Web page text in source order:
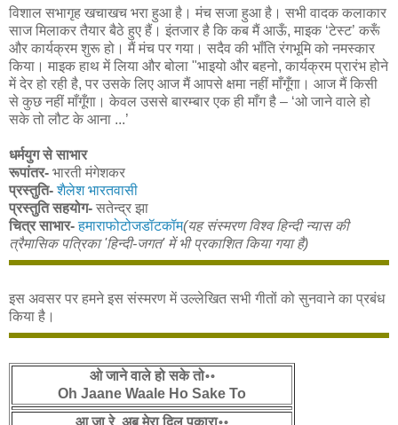
विशाल सभागृह खचाखच भरा हुआ है। मंच सजा हुआ है। सभी वादक कलाकार
साज मिलाकर तैयार बैठे हुए हैं। इंतजार है कि कब मैं आऊँ, माइक ‘टेस्‍ट’ करूँ
और कार्यक्रम शुरू हो। मैं मंच पर गया। सदैव की भाँति रंगभूमि को नमस्‍कार
किया। माइक हाथ में लिया और बोला "भाइयो और बहनो, कार्यक्रम प्रारंभ होने
में देर हो रही है, पर उसके लिए आज मैं आपसे क्षमा नहीं माँगूँगा। आज मैं किसी
से कुछ नहीं माँगूँगा। केवल उससे बारम्‍बार एक ही माँग है – ‘ओ जाने वाले हो
सके तो लौट के आना ...’
धर्मयुग से साभार
रूपांतर- भारती मंगेशकर
प्रस्तुति- शैलेश भारतवासी
प्रस्तुति सहयोग- सतेन्द्र झा
चित्र साभार- हमाराफोटोजडॉटकॉम(यह संस्मरण विश्व हिन्दी न्यास की
त्रैमासिक पत्रिका 'हिन्दी-जगत' में भी प्रकाशित किया गया है)
इस अवसर पर हमने इस संस्मरण में उल्लेखित सभी गीतों को सुनवाने का प्रबंध
किया है।
ओ जाने वाले हो सके तो॰॰
Oh Jaane Waale Ho Sake To
आ जा रे, अब मेरा दिल पुकारा॰॰